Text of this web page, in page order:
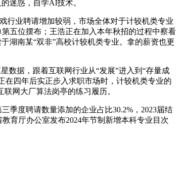
迷惑，自学AI技术。
业聘请增加较弱，市场全体对于计较机类专业
五位摆布；王浩正在加入本年秋招的过程中察看
湖南某“双非”高校计较机类专业。拿的薪资也更
据，跟着互联网行业从“发展”进入到“存量成
在四年后实正步入求职市场时，计较机类专业的
网大厂算法岗亭的练习履历。
度聘请数量添加的企业占比30.2%，2023届结
育厅办公室发布2024年节制新增本科专业目次